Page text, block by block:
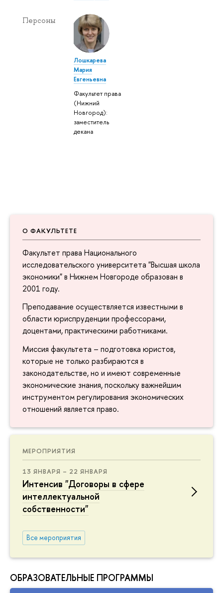
О ФАКУЛЬТЕТЕ
Факультет права Национального
исследовательского университета "Высшая школа
экономики" в Нижнем Новгороде образован в
2001 году.
Преподавание осуществляется известными в
области юриспруденции профессорами,
доцентами, практическими работниками.
Миссия факультета – подготовка юристов,
которые не только разбираются в
законодательстве, но и имеют современные
экономические знания, поскольку важнейшим
инструментом регулирования экономических
отношений является право.
МЕРОПРИЯТИЯ
13 ЯНВАРЯ – 22 ЯНВАРЯ
Интенсив "Договоры в сфере
интеллектуальной
собственности"
Все мероприятия
ОБРАЗОВАТЕЛЬНЫЕ ПРОГРАММЫ
Персоны
Лошкарева
Мария
Евгеньевна
Факультет права
(Нижний
Новгород):
заместитель
декана